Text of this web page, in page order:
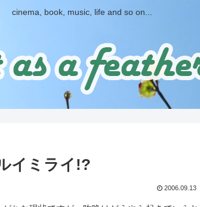
cinema, book, music, life and so on...
イミライ!?
2006.09.13